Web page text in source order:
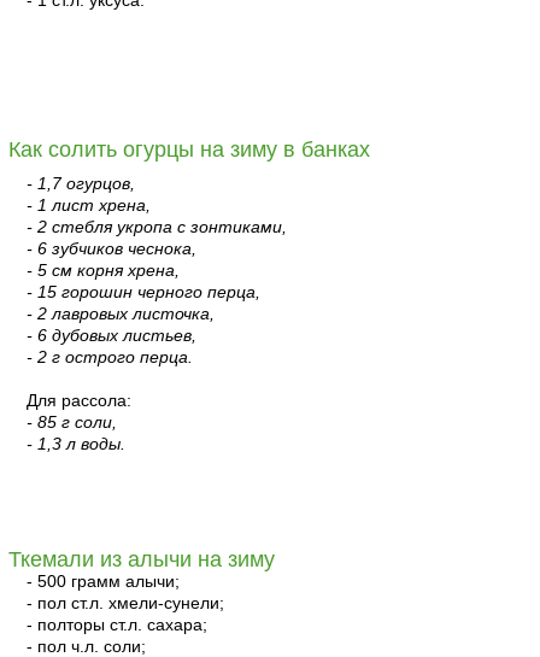
Как солить огурцы на зиму в банках
- 1,7 огурцов,
- 1 лист хрена,
- 2 стебля укропа с зонтиками,
- 6 зубчиков чеснока,
- 5 см корня хрена,
- 15 горошин черного перца,
- 2 лавровых листочка,
- 6 дубовых листьев,
- 2 г острого перца.
Для рассола:
- 85 г соли,
- 1,3 л воды.
Ткемали из алычи на зиму
- 500 грамм алычи;
- пол ст.л. хмели-сунели;
- полторы ст.л. сахара;
- пол ч.л. соли;